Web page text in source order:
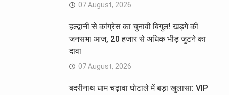
07 August, 2026
हल्द्वानी से कांग्रेस का चुनावी बिगुल! खड़गे की
जनसभा आज, 20 हजार से अधिक भीड़ जुटने का
दावा
07 August, 2026
बदरीनाथ धाम चढ़ावा घोटाले में बड़ा खुलासा: VIP